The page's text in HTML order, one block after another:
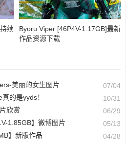
续
Byoru Viper [46P4V-1.17GB]最新
作品资源下载
美丽的女生图片
07/04
的是yyds！
10/31
欣赏
06/29
1.85GB】微博图片
05/13
】新版作品
04/28